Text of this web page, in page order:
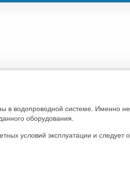
в водопроводной системе. Именно
оборудования.
условий эксплуатации и следует